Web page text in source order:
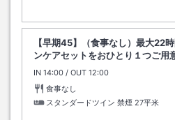
【早期45】（食事なし）最大22
ンケアセットをおひとり１つご用
IN チェックイン
14:00 / OUT チェックアウト
12:00
食事なし
スタンダードツイン 禁煙 27平米